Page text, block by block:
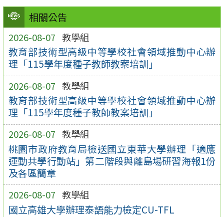
相關公告
2026-08-07 教學組
教育部技術型高級中等學校社會領域推動中心辦
理「115學年度種子教師教案培訓」
2026-08-07 教學組
教育部技術型高級中等學校社會領域推動中心辦
理「115學年度種子教師教案培訓」
2026-08-07 教學組
桃園市政府教育局檢送國立東華大學辦理「適應
運動共學行動站」第二階段與離島場研習海報1份
及各區簡章
2026-08-07 教學組
國立高雄大學辦理泰語能力檢定CU-TFL